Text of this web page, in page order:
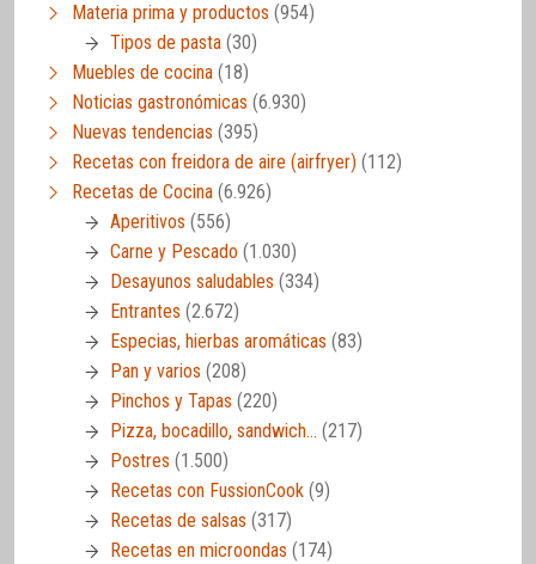
Materia prima y productos (954)
Tipos de pasta (30)
Muebles de cocina (18)
Noticias gastronómicas (6.930)
Nuevas tendencias (395)
Recetas con freidora de aire (airfryer) (112)
Recetas de Cocina (6.926)
Aperitivos (556)
Carne y Pescado (1.030)
Desayunos saludables (334)
Entrantes (2.672)
Especias, hierbas aromáticas (83)
Pan y varios (208)
Pinchos y Tapas (220)
Pizza, bocadillo, sandwich… (217)
Postres (1.500)
Recetas con FussionCook (9)
Recetas de salsas (317)
Recetas en microondas (174)